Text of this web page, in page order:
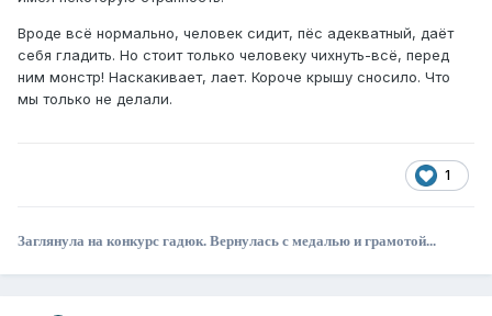
Вроде всё нормально, человек сидит, пёс адекватный, даёт
себя гладить. Но стоит только человеку чихнуть-всё, перед
ним монстр! Наскакивает, лает. Короче крышу сносило. Что
мы только не делали.
1
Заглянула на конкурс гадюк. Вернулась с медалью и грамотой...